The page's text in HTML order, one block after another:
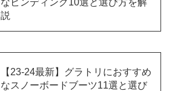
説
【23-24最新】グラトリにおすすめ
なスノーボードブーツ11選と選び